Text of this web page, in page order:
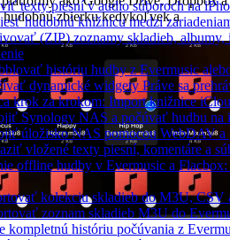
texty piesní v audio súboroch na
hudobnú knižnicu medzi
(ZIP) zoznamy skladieb, albumy,
históriu hudby z Evermusic
dynamické widgety Práve sa
krok za krokom: Import knižnice
Synology NAS a počúvať hudbu na
úložisko NAS pomocou WebDAV a
vložené texty piesní, komentáre a
offline hudby v Evermusic a
kolekciu skladieb do M3U, CSV
zoznam skladieb M3U do
kompletnú históriu počúvania z
hudobnú zbierku kedykoľvek a